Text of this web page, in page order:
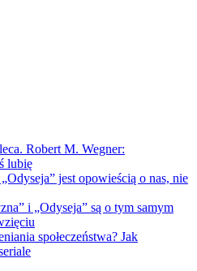
Robert M. Wegner:
lubię
jest opowieścią o nas, nie
i „Odyseja” są o tym samym
społeczeństwa? Jak